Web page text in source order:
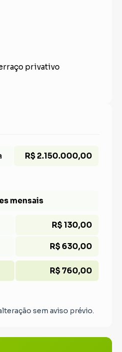
privativo
R$ 2.150.000,00
mensais
R$ 130,00
R$ 630,00
R$ 760,00
sem aviso prévio.